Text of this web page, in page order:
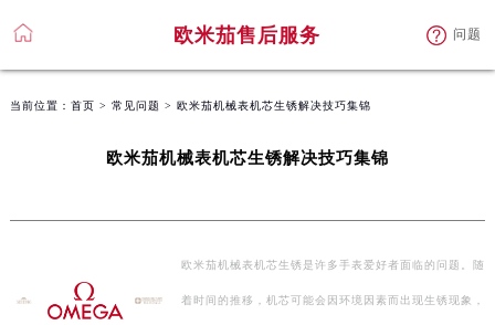
欧米茄售后服务 问题
当前位置： 首页 > 常见问题 > 欧米茄机械表机芯生锈解决技巧集锦
欧米茄机械表机芯生锈解决技巧集锦
欧米茄机械表机芯生锈是许多手表爱好者面临的问题。随
着时间的推移，机芯可能会因环境因素而出现生锈现象，